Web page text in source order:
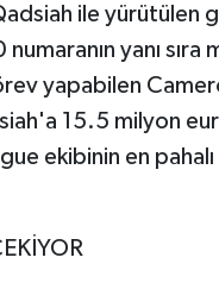
ile yürütülen
yanı
yapabilen
15.5 milyon
ekibinin en